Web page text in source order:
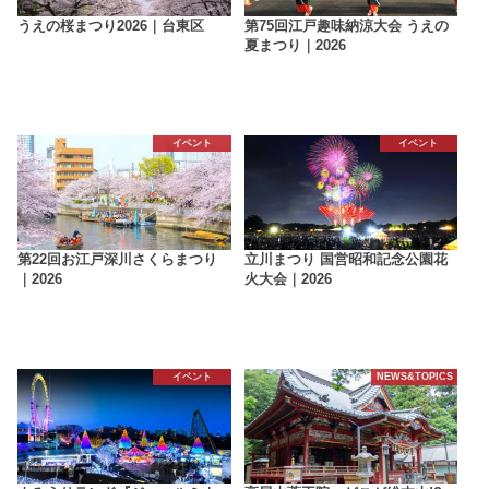
うえの桜まつり2026｜台東区
第75回江戸趣味納涼大会 うえの
夏まつり｜2026
イベント
第22回お江戸深川さくらまつり
｜2026
イベント
立川まつり 国営昭和記念公園花
火大会｜2026
イベント NEWS&TOPICS